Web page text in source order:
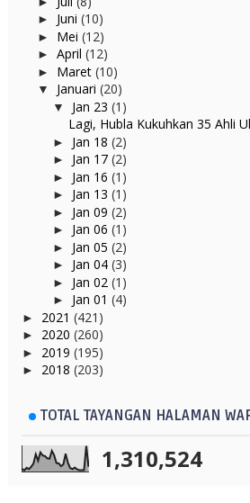
► Juni (10)
► Mei (12)
► April (12)
► Maret (10)
▼ Januari (20)
▼ Jan 23 (1)
Lagi, Hubla Kukuhkan 35 Ahli
► Jan 18 (2)
► Jan 17 (2)
► Jan 16 (1)
► Jan 13 (1)
► Jan 09 (2)
► Jan 06 (1)
► Jan 05 (2)
► Jan 04 (3)
► Jan 02 (1)
► Jan 01 (4)
► 2021 (421)
► 2020 (260)
► 2019 (195)
► 2018 (203)
TOTAL TAYANGAN HALAMAN
1,310,524